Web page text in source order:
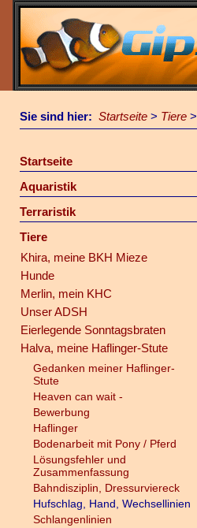
Sie sind hier: Startseite > Tiere >
Startseite
Aquaristik
Terraristik
Tiere
Khira, meine BKH Mieze
Hunde
Merlin, mein KHC
Unser ADSH
Eierlegende Sonntagsbraten
Halva, meine Haflinger-Stute
Gedanken meiner Haflinger-
Stute
Heaven can wait -
Bewerbung
Haflinger
Bodenarbeit mit Pony / Pferd
Lösungsfehler und
Zusammenfassung
Bahndisziplin, Dressurviereck
Hufschlag, Hand, Wechsellinien
Schlangenlinien